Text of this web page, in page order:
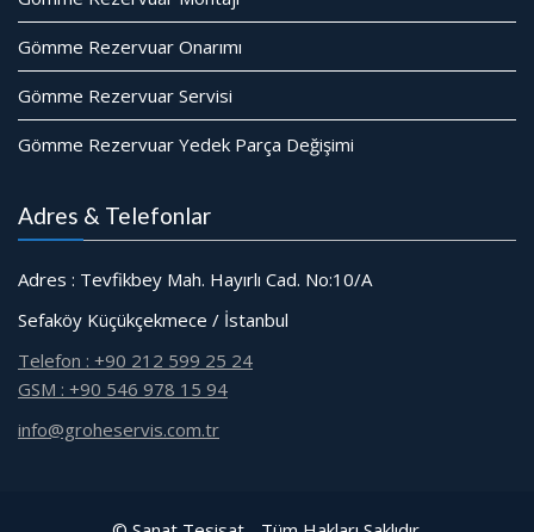
Gömme Rezervuar Onarımı
Gömme Rezervuar Servisi
Gömme Rezervuar Yedek Parça Değişimi
Adres & Telefonlar
Adres : Tevfikbey Mah. Hayırlı Cad. No:10/A
Sefaköy Küçükçekmece / İstanbul
Telefon : +90 212 599 25 24
GSM : +90 546 978 15 94
info@groheservis.com.tr